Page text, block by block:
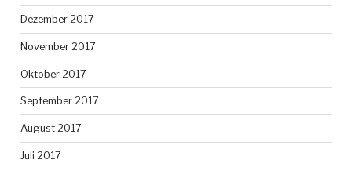
Dezember 2017
November 2017
Oktober 2017
September 2017
August 2017
Juli 2017